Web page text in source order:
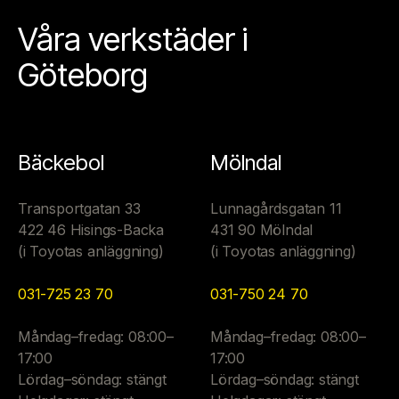
Våra verkstäder i
Göteborg
Bäckebol
Transportgatan 33
422 46 Hisings-Backa
(i Toyotas anläggning)
031-725 23 70
Måndag–fredag: 08:00–
17:00
Lördag–söndag: stängt
Mölndal
Lunnagårdsgatan 11
431 90 Mölndal
(i Toyotas anläggning)
031-750 24 70
Måndag–fredag: 08:00–
17:00
Lördag–söndag: stängt